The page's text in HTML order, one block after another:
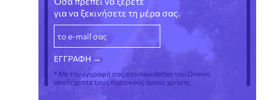
για να ξεκινήσετε τη μέρα σας.
* Με την εγγραφή σας στο newsletter του Dnews,
αποδέχεστε τους σχετικούς όρους χρήσης